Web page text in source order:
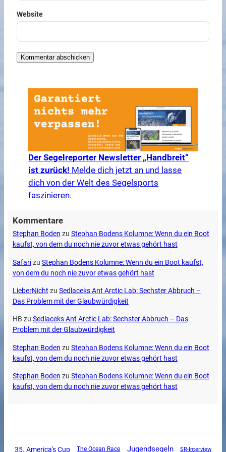
Website
Der Segelreporter Newsletter „Handbreit“
ist zurück! Melde dich jetzt an und lasse
dich von der Welt des Segelsports
faszinieren.
Kommentare
Stephan Boden zu Stephan Bodens Kolumne: Wenn du ein Boot
kaufst, von dem du noch nie zuvor etwas gehört hast
Safarizu Stephan Bodens Kolumne: Wenn du ein Boot kaufst,
von dem du noch nie zuvor etwas gehört hast
LieberNicht zu Sedlaceks Ant Arctic Lab: Sechster Abbruch –
Das Problem mit der Glaubwürdigkeit
HB zu Sedlaceks Ant Arctic Lab: Sechster Abbruch – Das
Problem mit der Glaubwürdigkeit
Stephan Boden zu Stephan Bodens Kolumne: Wenn du ein Boot
kaufst, von dem du noch nie zuvor etwas gehört hast
Stephan Boden zu Stephan Bodens Kolumne: Wenn du ein Boot
kaufst, von dem du noch nie zuvor etwas gehört hast
35. America's Cup The Ocean Race Jugendsegeln SR-Interview